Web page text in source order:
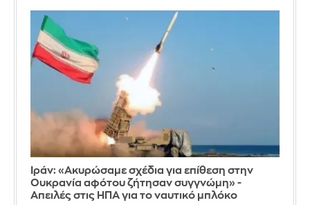
Ιράν: «Ακυρώσαμε σχέδια για επίθεση στην
Ουκρανία αφότου ζήτησαν συγγνώμη» -
Απειλές στις ΗΠΑ για το ναυτικό μπλόκο